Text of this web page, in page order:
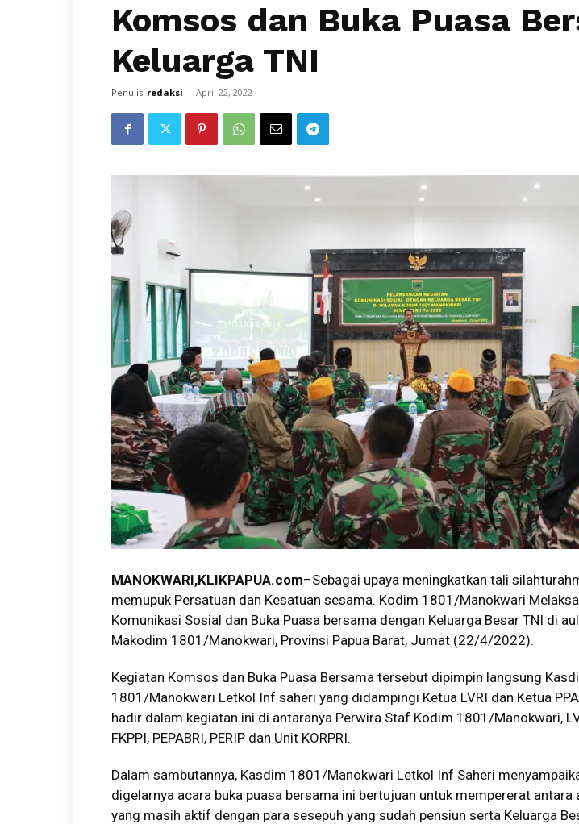
Komsos dan Buka Puasa
Keluarga TNI
Penulis redaksi - April 22, 2022
MANOKWARI,KLIKPAPUA.com–Sebagai upaya meningkatkan tali
memupuk Persatuan dan Kesatuan sesama. Kodim 1801/Manokwari
Komunikasi Sosial dan Buka Puasa bersama dengan Keluarga Besar TNI di
Makodim 1801/Manokwari, Provinsi Papua Barat, Jumat (22/4/2022).
Kegiatan Komsos dan Buka Puasa Bersama tersebut dipimpin langsung
1801/Manokwari Letkol Inf saheri yang didampingi Ketua LVRI dan Ketua
hadir dalam kegiatan ini di antaranya Perwira Staf Kodim 1801/Manokwari,
FKPPI, PEPABRI, PERIP dan Unit KORPRI.
Dalam sambutannya, Kasdim 1801/Manokwari Letkol Inf Saheri
digelarnya acara buka puasa bersama ini bertujuan untuk mempererat
yang masih aktif dengan para sesepuh yang sudah pensiun serta Keluarga